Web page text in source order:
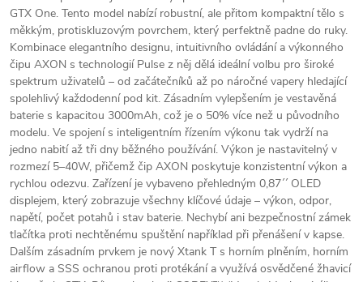
GTX One. Tento model nabízí robustní, ale přitom kompaktní tělo s
měkkým, protiskluzovým povrchem, který perfektně padne do ruky.
Kombinace elegantního designu, intuitivního ovládání a výkonného
čipu AXON s technologií Pulse z něj dělá ideální volbu pro široké
spektrum uživatelů – od začátečníků až po náročné vapery hledající
spolehlivý každodenní pod kit. Zásadním vylepšením je vestavěná
baterie s kapacitou 3000mAh, což je o 50% více než u původního
modelu. Ve spojení s inteligentním řízením výkonu tak vydrží na
jedno nabití až tři dny běžného používání. Výkon je nastavitelný v
rozmezí 5–40W, přičemž čip AXON poskytuje konzistentní výkon a
rychlou odezvu. Zařízení je vybaveno přehledným 0,87´´ OLED
displejem, který zobrazuje všechny klíčové údaje – výkon, odpor,
napětí, počet potahů i stav baterie. Nechybí ani bezpečnostní zámek
tlačítka proti nechtěnému spuštění například při přenášení v kapse.
Dalším zásadním prvkem je nový Xtank T s horním plněním, horním
airflow a SSS ochranou proti protékání a využívá osvědčené žhavicí